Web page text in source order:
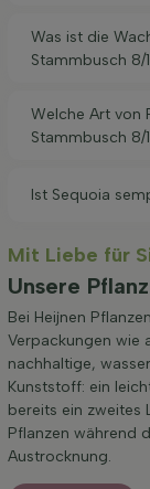
Was ist die
Stammbusch 8/
Welche Art von
Stammbusch 8/
Ist Sequoia
Mit Liebe für
Unsere
Bei Heijnen
Verpackungen wie
nachhaltige,
Kunststoff: ein
bereits ein zweites
Pflanzen während
Austrocknung.